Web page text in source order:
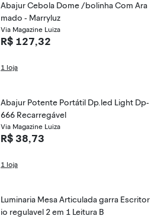
Abajur Cebola Dome /bolinha Com Ara
mado - Marryluz
Via Magazine Luiza
R$ 127,32
1 loja
Abajur Potente Portátil Dp.led Light Dp-
666 Recarregável
Via Magazine Luiza
R$ 38,73
1 loja
Luminaria Mesa Articulada garra Escritor
io regulavel 2 em 1 Leitura B